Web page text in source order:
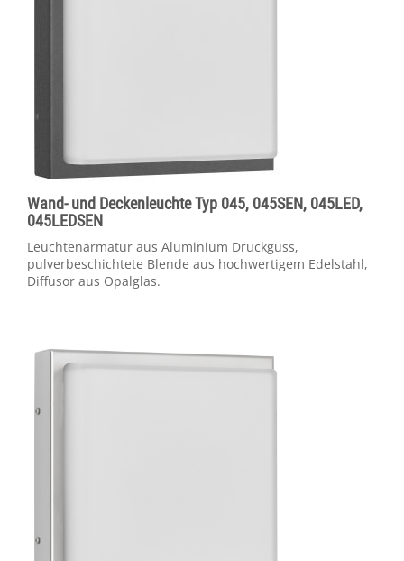
Wand- und Deckenleuchte Typ 045, 045SEN, 045LED,
045LEDSEN
Leuchtenarmatur aus Aluminium Druckguss,
pulverbeschichtete Blende aus hochwertigem Edelstahl,
Diffusor aus Opalglas.